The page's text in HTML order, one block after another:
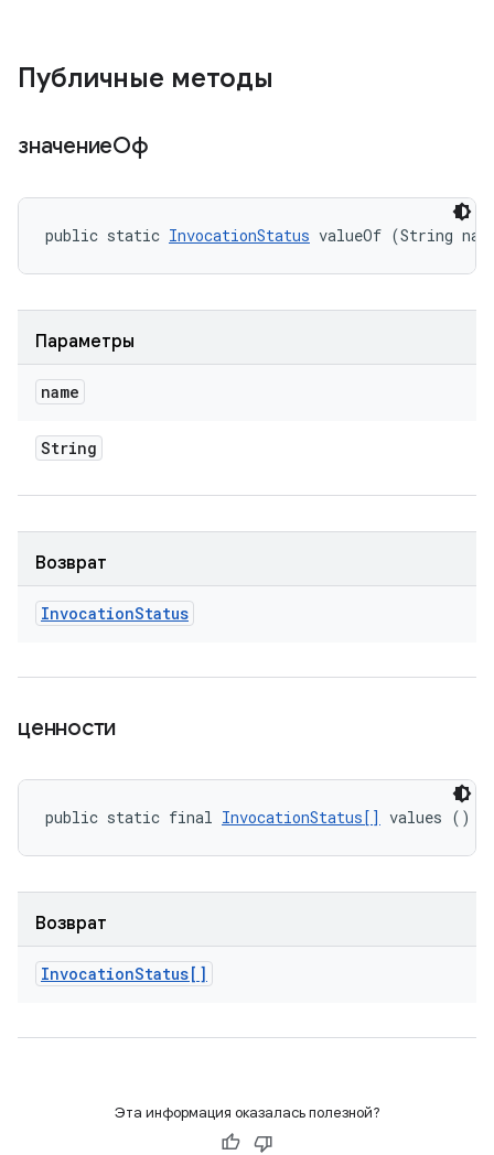
Публичные методы
значениеОф
public static InvocationStatus valueOf (String
Параметры
name
String
Возврат
InvocationStatus
ценности
public static final InvocationStatus[] values ()
Возврат
InvocationStatus[]
Эта информация оказалась полезной?